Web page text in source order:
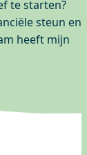
te starten?
steun en
heeft mijn